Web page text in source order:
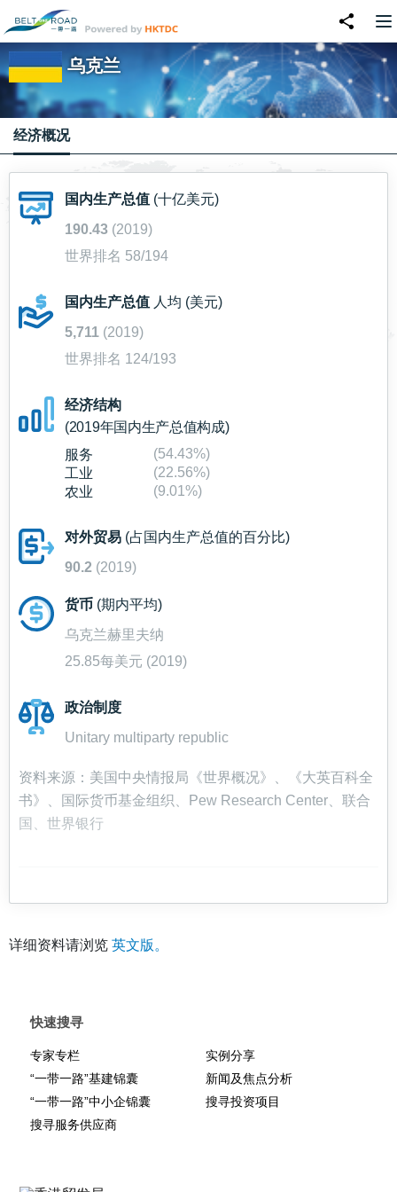
乌克兰
经济概况
国内生产总值 (十亿美元)
190.43 (2019)
世界排名 58/194
国内生产总值 人均 (美元)
5,711 (2019)
世界排名 124/193
经济结构
(2019年国内生产总值构成)
服务
(54.43%)
工业
(22.56%)
农业
(9.01%)
对外贸易 (占国内生产总值的百分比)
90.2 (2019)
货币 (期内平均)
乌克兰赫里夫纳
25.85每美元 (2019)
政治制度
Unitary multiparty republic
资料来源：美国中央情报局《世界概况》、《大英百科全
书》、国际货币基金组织、Pew Research Center、联合
国、世界银行
详细资料请浏览 英文版。
快速搜寻
专家专栏
实例分享
“一带一路”基建锦囊
新闻及焦点分析
“一带一路”中小企锦囊
搜寻投资项目
搜寻服务供应商